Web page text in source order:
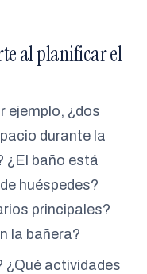
al planificar el
ejemplo, ¿dos
durante la
¿El baño está
huéspedes?
principales?
la bañera?
¿Qué actividades